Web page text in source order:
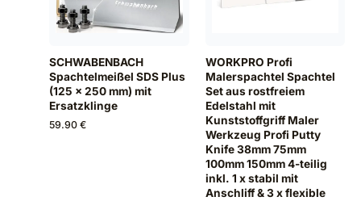
SCHWABENBACH
Spachtelmeißel SDS Plus
(125 x 250 mm) mit
Ersatzklinge
59.90 €
WORKPRO Profi
Malerspachtel Spachtel
Set aus rostfreiem
Edelstahl mit
Kunststoffgriff Maler
Werkzeug Profi Putty
Knife 38mm 75mm
100mm 150mm 4-teilig
inkl. 1 x stabil mit
Anschliff & 3 x flexible